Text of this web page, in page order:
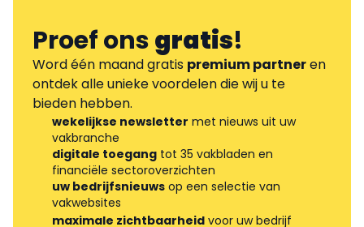
Proef onsgratis!
Word één maand gratis premium partneren
ontdek alle unieke voordelen die wij u te
bieden hebben.
wekelijkse newsletter met nieuws uit uw
vakbranche
digitale toegang tot 35 vakbladen en
financiële sectoroverzichten
uw bedrijfsnieuws op een selectie van
vakwebsites
maximale zichtbaarheid voor uw bedrijf